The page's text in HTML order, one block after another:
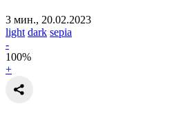
3 мин., 20.02.2023
light dark sepia
-
100%
+